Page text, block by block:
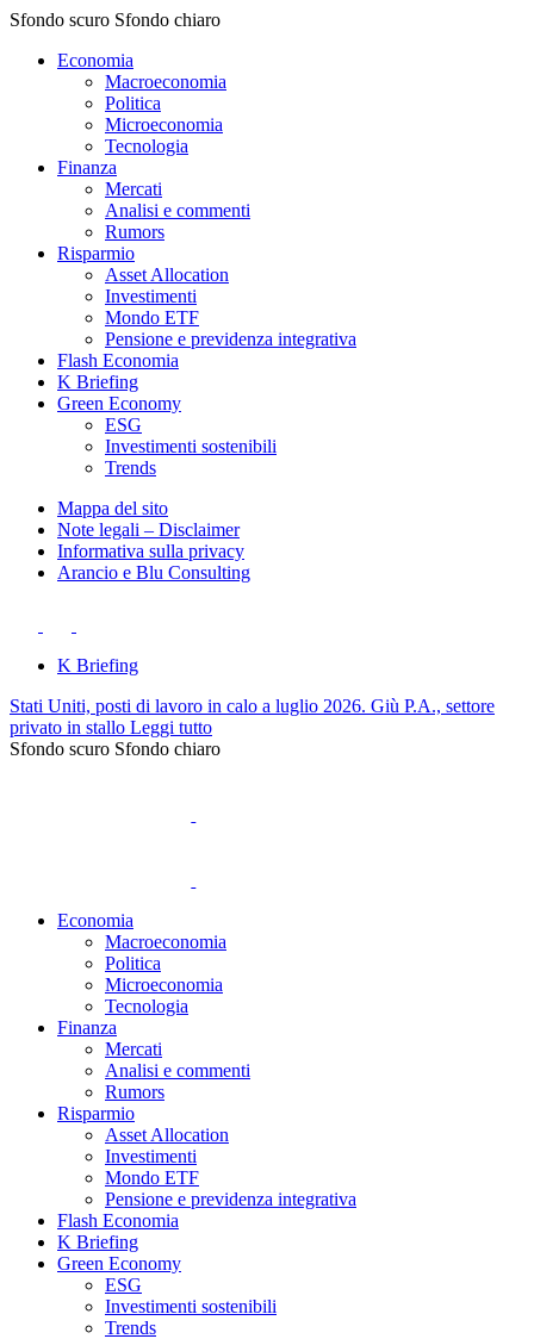
Sfondo scuro Sfondo chiaro
Economia
Macroeconomia
Politica
Microeconomia
Tecnologia
Finanza
Mercati
Analisi e commenti
Rumors
Risparmio
Asset Allocation
Investimenti
Mondo ETF
Pensione e previdenza integrativa
Flash Economia
K Briefing
Green Economy
ESG
Investimenti sostenibili
Trends
Mappa del sito
Note legali – Disclaimer
Informativa sulla privacy
Arancio e Blu Consulting
K Briefing
Stati Uniti, posti di lavoro in calo a luglio 2026. Giù P.A., settore
privato in stallo Leggi tutto
Sfondo scuro Sfondo chiaro
Economia
Macroeconomia
Politica
Microeconomia
Tecnologia
Finanza
Mercati
Analisi e commenti
Rumors
Risparmio
Asset Allocation
Investimenti
Mondo ETF
Pensione e previdenza integrativa
Flash Economia
K Briefing
Green Economy
ESG
Investimenti sostenibili
Trends